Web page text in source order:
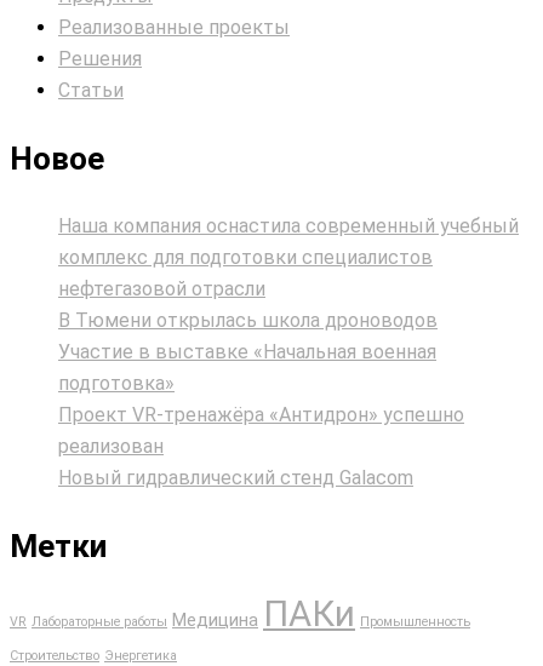
Реализованные проекты
Решения
Статьи
Новое
Наша компания оснастила современный учебный
комплекс для подготовки специалистов
нефтегазовой отрасли
В Тюмени открылась школа дроноводов
Участие в выставке «Начальная военная
подготовка»
Проект VR‑тренажёра «Антидрон» успешно
реализован
Новый гидравлический стенд Galacom
Метки
VR Лабораторные работы Медицина ПАКи Промышленность
Строительство Энергетика